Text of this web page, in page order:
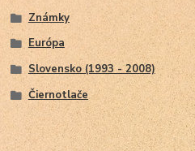
Známky
Európa
Slovensko (1993 - 2008)
Čiernotlače